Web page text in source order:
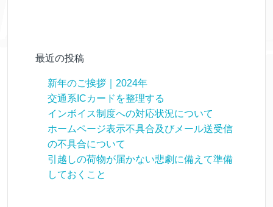
最近の投稿
新年のご挨拶｜2024年
交通系ICカードを整理する
インボイス制度への対応状況について
ホームページ表示不具合及びメール送受信
の不具合について
引越しの荷物が届かない悲劇に備えて準備
しておくこと